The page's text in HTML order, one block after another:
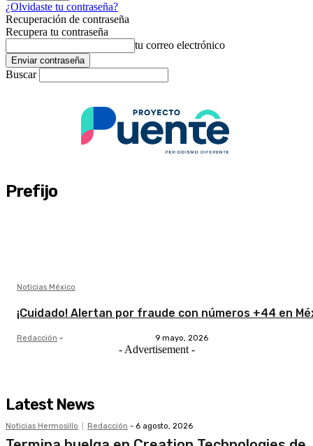
¿Olvidaste tu contraseña?
Recuperación de contraseña
Recupera tu contraseña
tu correo electrónico
Buscar
Prefijo
Noticias México
¡Cuidado! Alertan por fraude con números +44 en
Redacción - 9 mayo, 2026
- Advertisement -
Latest News
Noticias Hermosillo Redacción - 6 agosto, 2026